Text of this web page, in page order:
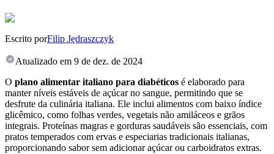
Escrito porFilip Jędraszczyk
Atualizado em 9 de dez. de 2024
O plano alimentar italiano para diabéticos é elaborado para
manter níveis estáveis de açúcar no sangue, permitindo que se
desfrute da culinária italiana. Ele inclui alimentos com baixo índice
glicêmico, como folhas verdes, vegetais não amiláceos e grãos
integrais. Proteínas magras e gorduras saudáveis são essenciais, com
pratos temperados com ervas e especiarias tradicionais italianas,
proporcionando sabor sem adicionar açúcar ou carboidratos extras.